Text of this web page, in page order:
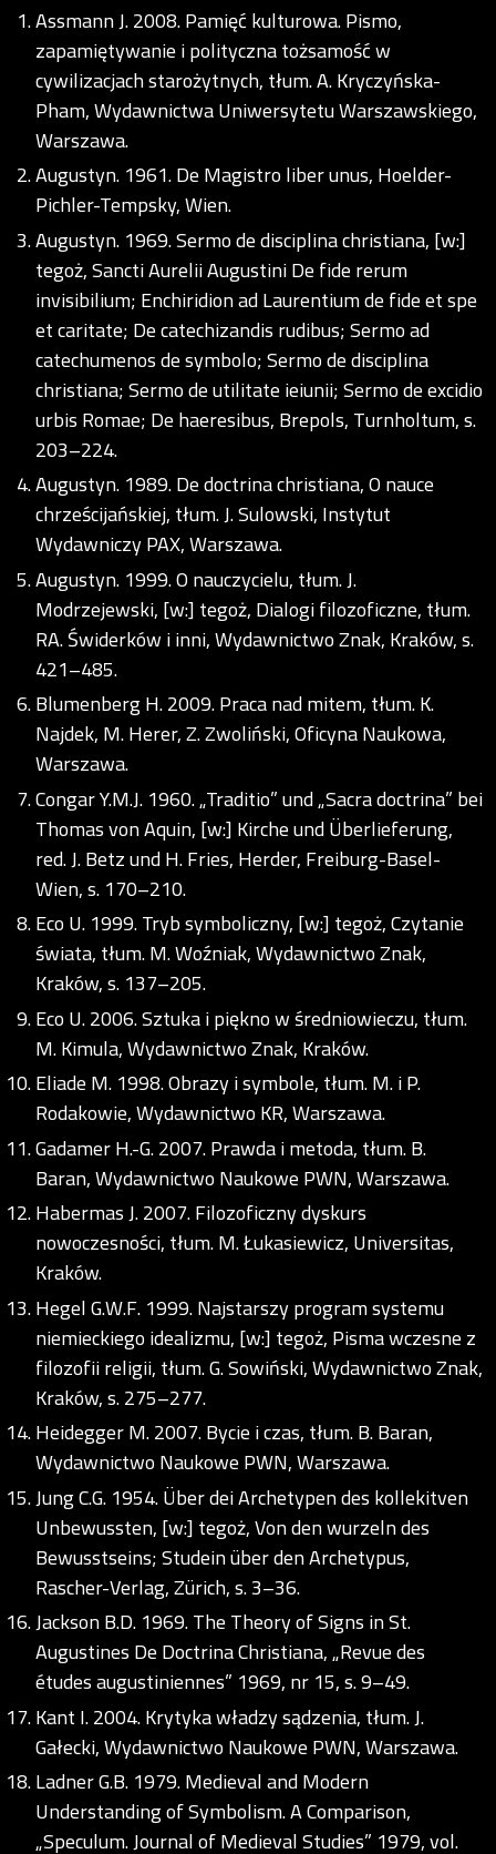
Assmann J. 2008. Pamięć kulturowa. Pismo,
zapamiętywanie i polityczna tożsamość w
cywilizacjach starożytnych, tłum. A. Kryczyńska-
Pham, Wydawnictwa Uniwersytetu Warszawskiego,
Warszawa.
Augustyn. 1961. De Magistro liber unus, Hoelder-
Pichler-Tempsky, Wien.
Augustyn. 1969. Sermo de disciplina christiana, [w:]
tegoż, Sancti Aurelii Augustini De fide rerum
invisibilium; Enchiridion ad Laurentium de fide et spe
et caritate; De catechizandis rudibus; Sermo ad
catechumenos de symbolo; Sermo de disciplina
christiana; Sermo de utilitate ieiunii; Sermo de excidio
urbis Romae; De haeresibus, Brepols, Turnholtum, s.
203–224.
Augustyn. 1989. De doctrina christiana, O nauce
chrześcijańskiej, tłum. J. Sulowski, Instytut
Wydawniczy PAX, Warszawa.
Augustyn. 1999. O nauczycielu, tłum. J.
Modrzejewski, [w:] tegoż, Dialogi filozoficzne, tłum.
RA. Świderków i inni, Wydawnictwo Znak, Kraków, s.
421–485.
Blumenberg H. 2009. Praca nad mitem, tłum. K.
Najdek, M. Herer, Z. Zwoliński, Oficyna Naukowa,
Warszawa.
Congar Y.M.J. 1960. „Traditio” und „Sacra doctrina” bei
Thomas von Aquin, [w:] Kirche und Überlieferung,
red. J. Betz und H. Fries, Herder, Freiburg-Basel-
Wien, s. 170–210.
Eco U. 1999. Tryb symboliczny, [w:] tegoż, Czytanie
świata, tłum. M. Woźniak, Wydawnictwo Znak,
Kraków, s. 137–205.
Eco U. 2006. Sztuka i piękno w średniowieczu, tłum.
M. Kimula, Wydawnictwo Znak, Kraków.
Eliade M. 1998. Obrazy i symbole, tłum. M. i P.
Rodakowie, Wydawnictwo KR, Warszawa.
Gadamer H.-G. 2007. Prawda i metoda, tłum. B.
Baran, Wydawnictwo Naukowe PWN, Warszawa.
Habermas J. 2007. Filozoficzny dyskurs
nowoczesności, tłum. M. Łukasiewicz, Universitas,
Kraków.
Hegel G.W.F. 1999. Najstarszy program systemu
niemieckiego idealizmu, [w:] tegoż, Pisma wczesne z
filozofii religii, tłum. G. Sowiński, Wydawnictwo Znak,
Kraków, s. 275–277.
Heidegger M. 2007. Bycie i czas, tłum. B. Baran,
Wydawnictwo Naukowe PWN, Warszawa.
Jung C.G. 1954. Über dei Archetypen des kollekitven
Unbewussten, [w:] tegoż, Von den wurzeln des
Bewusstseins; Studein über den Archetypus,
Rascher-Verlag, Zürich, s. 3–36.
Jackson B.D. 1969. The Theory of Signs in St.
Augustines De Doctrina Christiana, „Revue des
études augustiniennes” 1969, nr 15, s. 9–49.
Kant I. 2004. Krytyka władzy sądzenia, tłum. J.
Gałecki, Wydawnictwo Naukowe PWN, Warszawa.
Ladner G.B. 1979. Medieval and Modern
Understanding of Symbolism. A Comparison,
„Speculum. Journal of Medieval Studies” 1979, vol.